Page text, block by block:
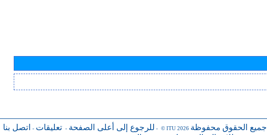
للرجوع إلى أعلى الصفحة - تعليقات - اتصل بنا - © ITU 2026 جميع الحقوق محفوظة